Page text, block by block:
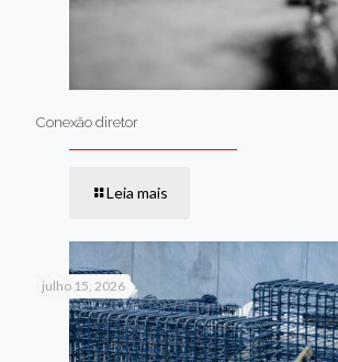
Conexão diretor
Leia mais
julho 15, 2026